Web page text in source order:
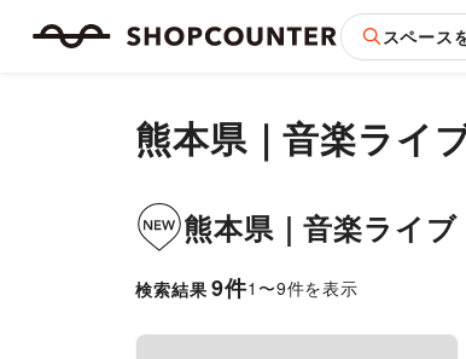
スペース
熊本県｜音楽ライ
熊本県｜音楽ライブ
検索結果 9件1 〜9件を表示